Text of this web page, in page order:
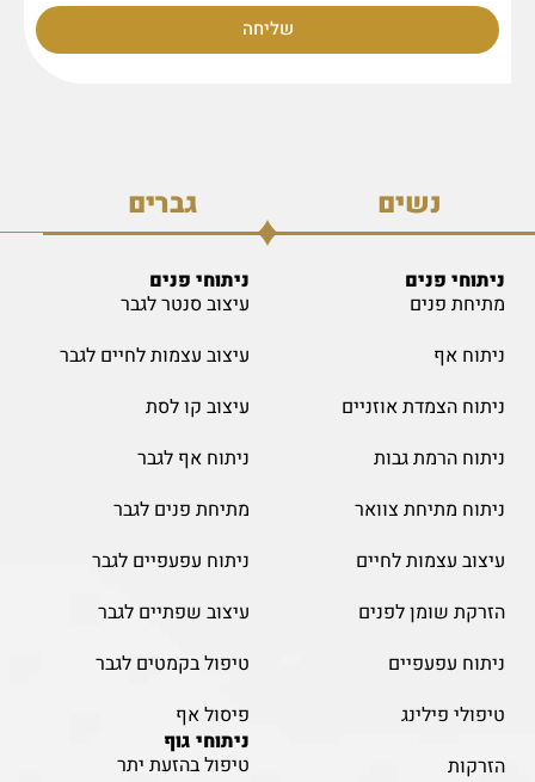
שליחה
גברים נשים
ניתוחי פנים
מתיחת פנים
ניתוח אף
ניתוח הצמדת אוזניים
ניתוח הרמת גבות
ניתוח מתיחת צוואר
עיצוב עצמות לחיים
הזרקת שומן לפנים
ניתוח עפעפיים
טיפולי פילינג
הזרקות
ניתוחי פנים
עיצוב סנטר לגבר
עיצוב עצמות לחיים לגבר
עיצוב קו לסת
ניתוח אף לגבר
מתיחת פנים לגבר
ניתוח עפעפיים לגבר
עיצוב שפתיים לגבר
טיפול בקמטים לגבר
פיסול אף
ניתוחי גוף
טיפול בהזעת יתר